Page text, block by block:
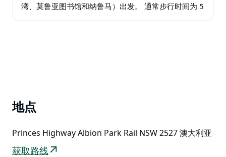
湾、莫鲁亚图书馆和纳鲁马）出发。 通常步行时间为 5
地点
Princes Highway Albion Park Rail NSW 2527 澳大利亚
获取路线